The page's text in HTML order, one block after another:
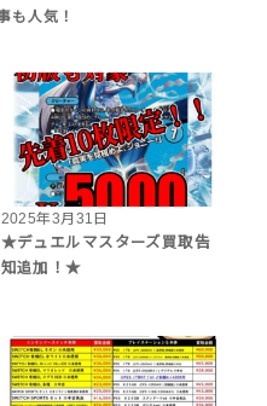
2025年3月31日
★デュエルマスターズ買取告
知追加！★